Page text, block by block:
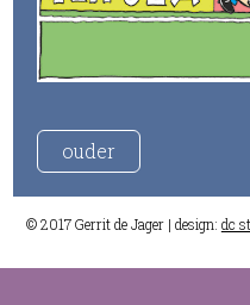
ouder
© 2017 Gerrit de Jager | design: dc